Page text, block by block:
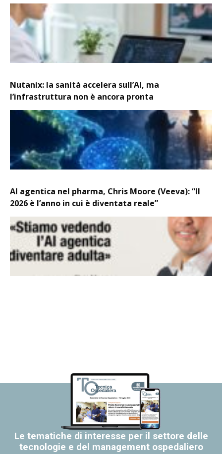
Nutanix: la sanità accelera sull’AI, ma
l’infrastruttura non è ancora pronta
AI agentica nel pharma, Chris Moore (Veeva): “Il
2026 è l’anno in cui è diventata reale”
Le tematiche di interesse per il settore delle
tecnologie e del management ospedaliero